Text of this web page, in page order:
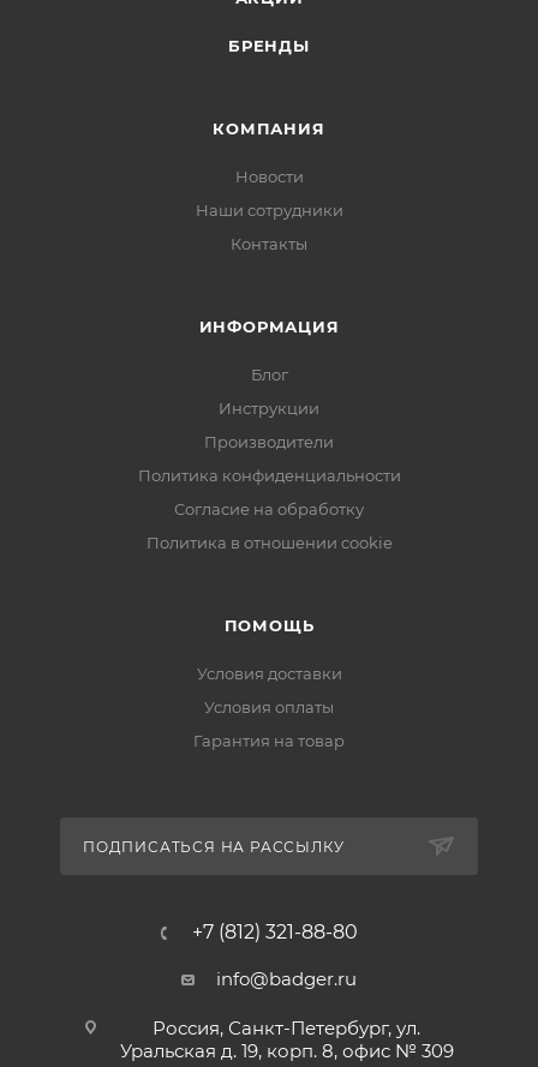
БРЕНДЫ
КОМПАНИЯ
Новости
Наши сотрудники
Контакты
ИНФОРМАЦИЯ
Блог
Инструкции
Производители
Политика конфиденциальности
Согласие на обработку
Политика в отношении cookie
ПОМОЩЬ
Условия доставки
Условия оплаты
Гарантия на товар
ПОДПИСАТЬСЯ НА РАССЫЛКУ
+7 (812) 321-88-80
info@badger.ru
Россия, Санкт-Петербург, ул.
Уральская д. 19, корп. 8, офис № 309